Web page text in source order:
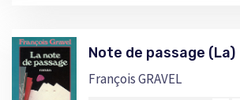
Note de passage (La)
François GRAVEL